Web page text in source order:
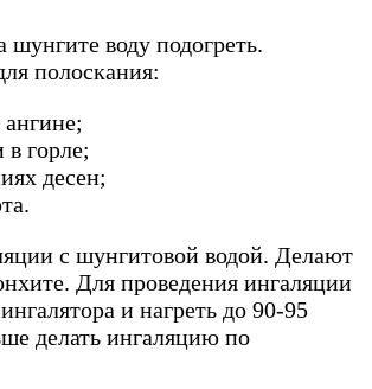
воду подогреть.
полоскания:
горле;
десен;
с шунгитовой водой. Делают
Для проведения ингаляции
и нагреть до 90-95
делать ингаляцию по